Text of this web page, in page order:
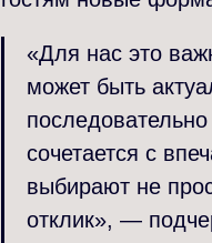
«Для нас это
может быть
сочетается с
выбирают не
отклик», —